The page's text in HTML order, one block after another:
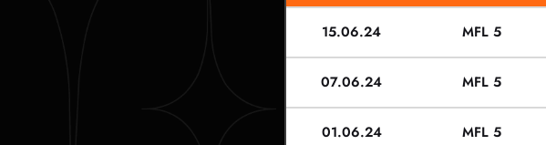
15.06.24 MFL 5
07.06.24 MFL 5
01.06.24 MFL 5